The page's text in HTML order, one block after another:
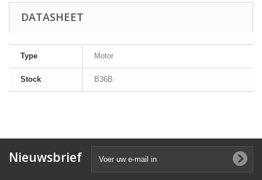
DATASHEET
Type Motor
Stock B36B
Nieuwsbrief